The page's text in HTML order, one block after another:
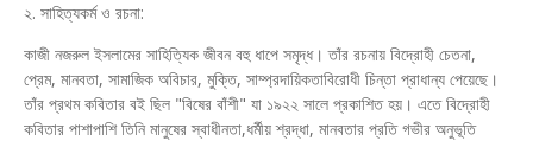
২. সাহিত্যকর্ম ও রচনা:
কাজী নজরুল ইসলামের সাহিত্যিক জীবন বহু ধাপে সমৃদ্ধ। তাঁর রচনায় বিদ্রোহী চেতনা,
প্রেম, মানবতা, সামাজিক অবিচার, মুক্তি, সাম্প্রদায়িকতাবিরোধী চিন্তা প্রাধান্য পেয়েছে।
তাঁর প্রথম কবিতার বই ছিল "বিষের বাঁশী" যা ১৯২২ সালে প্রকাশিত হয়। এতে বিদ্রোহী
কবিতার পাশাপাশি তিনি মানুষের স্বাধীনতা,ধর্মীয় শ্রদ্ধা, মানবতার প্রতি গভীর অনুভূতি